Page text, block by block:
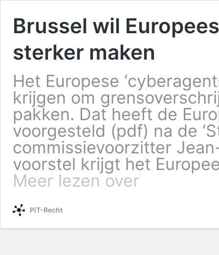
Brussel wil
sterker maken
Het Europese
krijgen om
pakken. Dat heeft de
voorgesteld (pdf) na de
commissievoorzitter
voorstel krijgt het
Meer lezen over
PiT-Recht